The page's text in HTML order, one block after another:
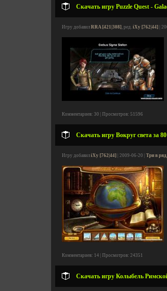
Скачать игру Puzzle Quest -
Игру добавил RRA [421|308], ред. iXy [762|44] |
Комментариев: 30 | Просмотров: 51596
Скачать игру Вокруг света за
Игру добавил iXy [762|44] | 2009-06-20 | Три в
Комментариев: 14 | Просмотров: 24351
Скачать игру Колыбель